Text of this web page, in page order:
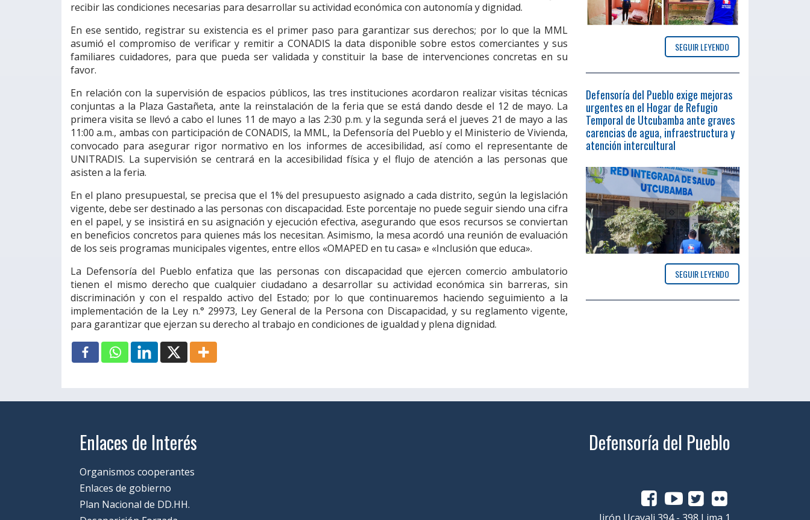
recibir las condiciones necesarias para desarrollar su actividad económica con autonomía y dignidad.
En ese sentido, registrar su existencia es el primer paso para garantizar sus derechos; por lo que la MML
asumió el compromiso de verificar y remitir a CONADIS la data disponible sobre estos comerciantes y sus
familiares cuidadores, para que pueda ser validada y constituir la base de intervenciones concretas en su
favor.
En relación con la supervisión de espacios públicos, las tres instituciones acordaron realizar visitas técnicas
conjuntas a la Plaza Gastañeta, ante la reinstalación de la feria que se está dando desde el 12 de mayo. La
primera visita se llevó a cabo el lunes 11 de mayo a las 2:30 p.m. y la segunda será el jueves 21 de mayo a las
11:00 a.m., ambas con participación de CONADIS, la MML, la Defensoría del Pueblo y el Ministerio de Vivienda,
convocado para asegurar rigor normativo en los informes de accesibilidad, así como el representante de
UNITRADIS. La supervisión se centrará en la accesibilidad física y el flujo de atención a las personas que
asisten a la feria.
En el plano presupuestal, se precisa que el 1% del presupuesto asignado a cada distrito, según la legislación
vigente, debe ser destinado a las personas con discapacidad. Este porcentaje no puede seguir siendo una cifra
en el papel, y se insistirá en su asignación y ejecución efectiva, asegurando que esos recursos se conviertan
en beneficios concretos para quienes más los necesitan. Asimismo, la mesa acordó una reunión de evaluación
de los seis programas municipales vigentes, entre ellos «OMAPED en tu casa» e «Inclusión que educa».
La Defensoría del Pueblo enfatiza que las personas con discapacidad que ejercen comercio ambulatorio
tienen el mismo derecho que cualquier ciudadano a desarrollar su actividad económica sin barreras, sin
discriminación y con el respaldo activo del Estado; por lo que continuaremos haciendo seguimiento a la
implementación de la Ley n.° 29973, Ley General de la Persona con Discapacidad, y su reglamento vigente,
para garantizar que ejerzan su derecho al trabajo en condiciones de igualdad y plena dignidad.
SEGUIR LEYENDO
Defensoría del Pueblo exige mejoras
urgentes en el Hogar de Refugio
Temporal de Utcubamba ante graves
carencias de agua, infraestructura y
atención intercultural
SEGUIR LEYENDO
Enlaces de Interés
Organismos cooperantes
Enlaces de gobierno
Plan Nacional de DD.HH.
Defensoría del Pueblo